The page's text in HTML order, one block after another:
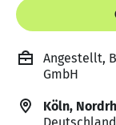
Angestellt,
GmbH
Köln,
Deutschland